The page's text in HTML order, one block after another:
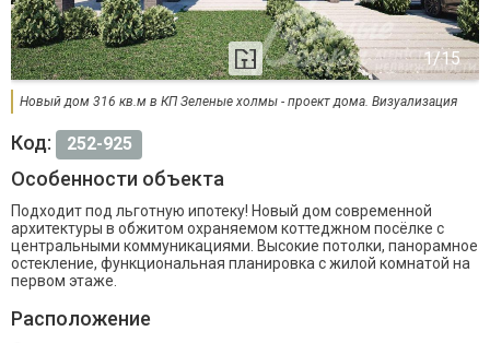
Новый дом 316 кв.м в КП Зеленые холмы - проект дома. Визуализация
Код: 252-925
Особенности объекта
Подходит под льготную ипотеку! Новый дом современной
архитектуры в обжитом охраняемом коттеджном посёлке с
центральными коммуникациями. Высокие потолки, панорамное
остекление, функциональная планировка с жилой комнатой на
первом этаже.
Расположение